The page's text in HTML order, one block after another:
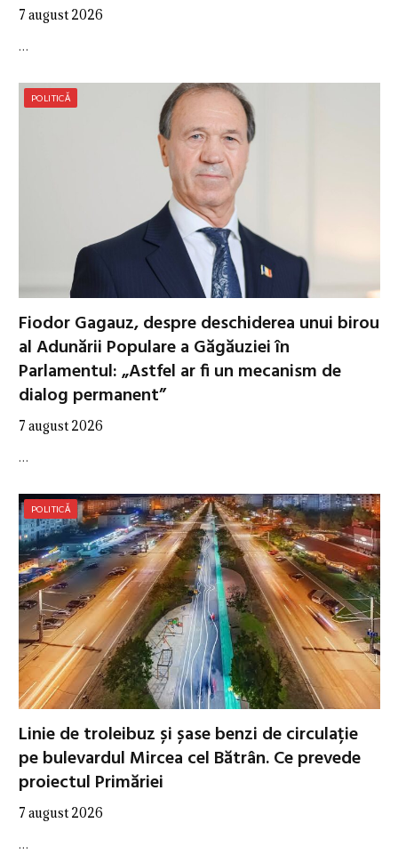
7 august 2026
…
POLITICĂ
Fiodor Gagauz, despre deschiderea unui birou
al Adunării Populare a Găgăuziei în
Parlamentul: „Astfel ar fi un mecanism de
dialog permanent”
7 august 2026
…
POLITICĂ
Linie de troleibuz și șase benzi de circulație
pe bulevardul Mircea cel Bătrân. Ce prevede
proiectul Primăriei
7 august 2026
…